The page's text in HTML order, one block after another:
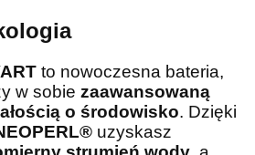
to nowoczesna bateria,
w sobie zaawansowaną
o środowisko. Dzięki
uzyskasz